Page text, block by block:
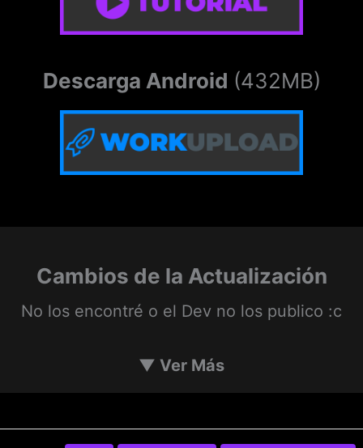
Descarga Android (432MB)
Cambios de la Actualización
No los encontré o el Dev no los publico :c
▼ Ver Más